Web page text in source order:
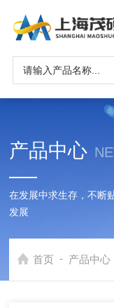
产品中心
在发展中求生存，不断
发展
首页 - 产品中心